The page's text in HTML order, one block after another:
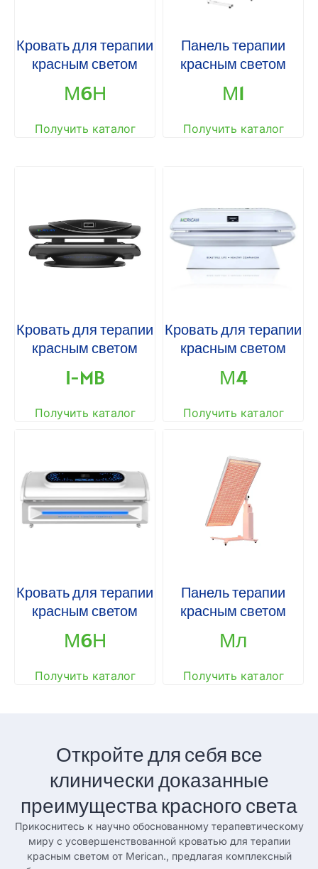
Кровать для терапии
красным светом
М6Н
Получить каталог
Панель терапии
красным светом
М1
Получить каталог
Кровать для терапии
красным светом
I-MB
Получить каталог
Кровать для терапии
красным светом
М4
Получить каталог
Кровать для терапии
красным светом
М6Н
Получить каталог
Панель терапии
красным светом
Мл
Получить каталог
Откройте для себя все
клинически доказанные
преимущества красного света
Прикоснитесь к научно обоснованному терапевтическому
миру с усовершенствованной кроватью для терапии
красным светом от Merican., предлагая комплексный